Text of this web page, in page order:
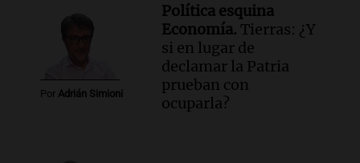
Por Adrián Simioni
Política esquina
Economía. Tierras: ¿Y
si en lugar de
declamar la Patria
prueban con
ocuparla?